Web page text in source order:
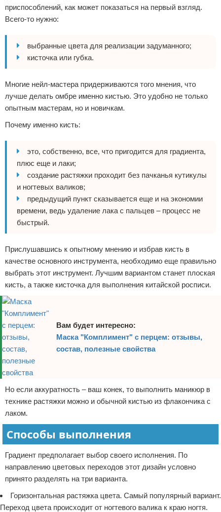
приспособлений, как может показаться на первый взгляд.
Всего-то нужно:
выбранные цвета для реализации задуманного;
кисточка или губка.
Многие нейл-мастера придерживаются того мнения, что
лучше делать омбре именно кистью. Это удобно не только
опытным мастерам, но и новичкам.
Почему именно кисть:
это, собственно, все, что пригодится для градиента,
плюс еще и лаки;
создание растяжки проходит без пачканья кутикулы
и ногтевых валиков;
предыдущий пункт сказывается еще и на экономии
времени, ведь удаление лака с пальцев – процесс не
быстрый.
Прислушавшись к опытному мнению и избрав кисть в
качестве основного инструмента, необходимо еще правильно
выбрать этот инструмент. Лучшим вариантом станет плоская
кисть, а также кисточка для выполнения китайской росписи.
Вам будет интересно:
Маска "Комплимент" с перцем: отзывы,
состав, полезные свойства
Но если аккуратность – ваш конек, то выполнить маникюр в
технике растяжки можно и обычной кистью из флакончика с
лаком.
Способы выполнения
Градиент предполагает выбор своего исполнения. По
направлению цветовых переходов этот дизайн условно
принято разделять на три варианта.
Горизонтальная растяжка цвета. Самый популярный вариант.
Переход цвета происходит от ногтевого валика к краю ногтя.